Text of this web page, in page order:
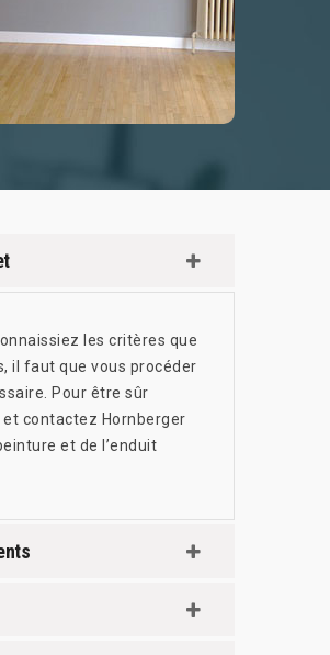
les critères que
il faut que vous procéder
Pour être sûr
et contactez Hornberger
et de l’enduit